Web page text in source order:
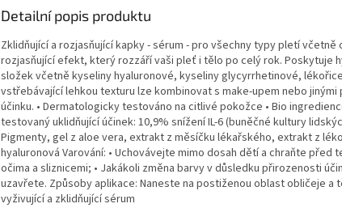
Detailní popis produktu
Zklidňující a rozjasňující kapky - sérum - pro všechny typy pletí
rozjasňující efekt, který rozzáří vaši pleť i tělo po celý rok. Poskytuje
složek včetně kyseliny hyaluronové, kyseliny glycyrrhetinové,
vstřebávající lehkou texturu lze kombinovat s make-upem nebo
účinku. • Dermatologicky testováno na citlivé pokožce • Bio
testovaný uklidňující účinek: 10,9% snížení IL-6 (buněčné kultury
Pigmenty, gel z aloe vera, extrakt z měsíčku lékařského, extrakt z
hyaluronová Varování: • Uchovávejte mimo dosah dětí a chraňte před
očima a sliznicemi; • Jakákoli změna barvy v důsledku přirozenosti
uzavřete. Způsoby aplikace: Naneste na postiženou oblast obličeje
vyživující a zklidňující sérum